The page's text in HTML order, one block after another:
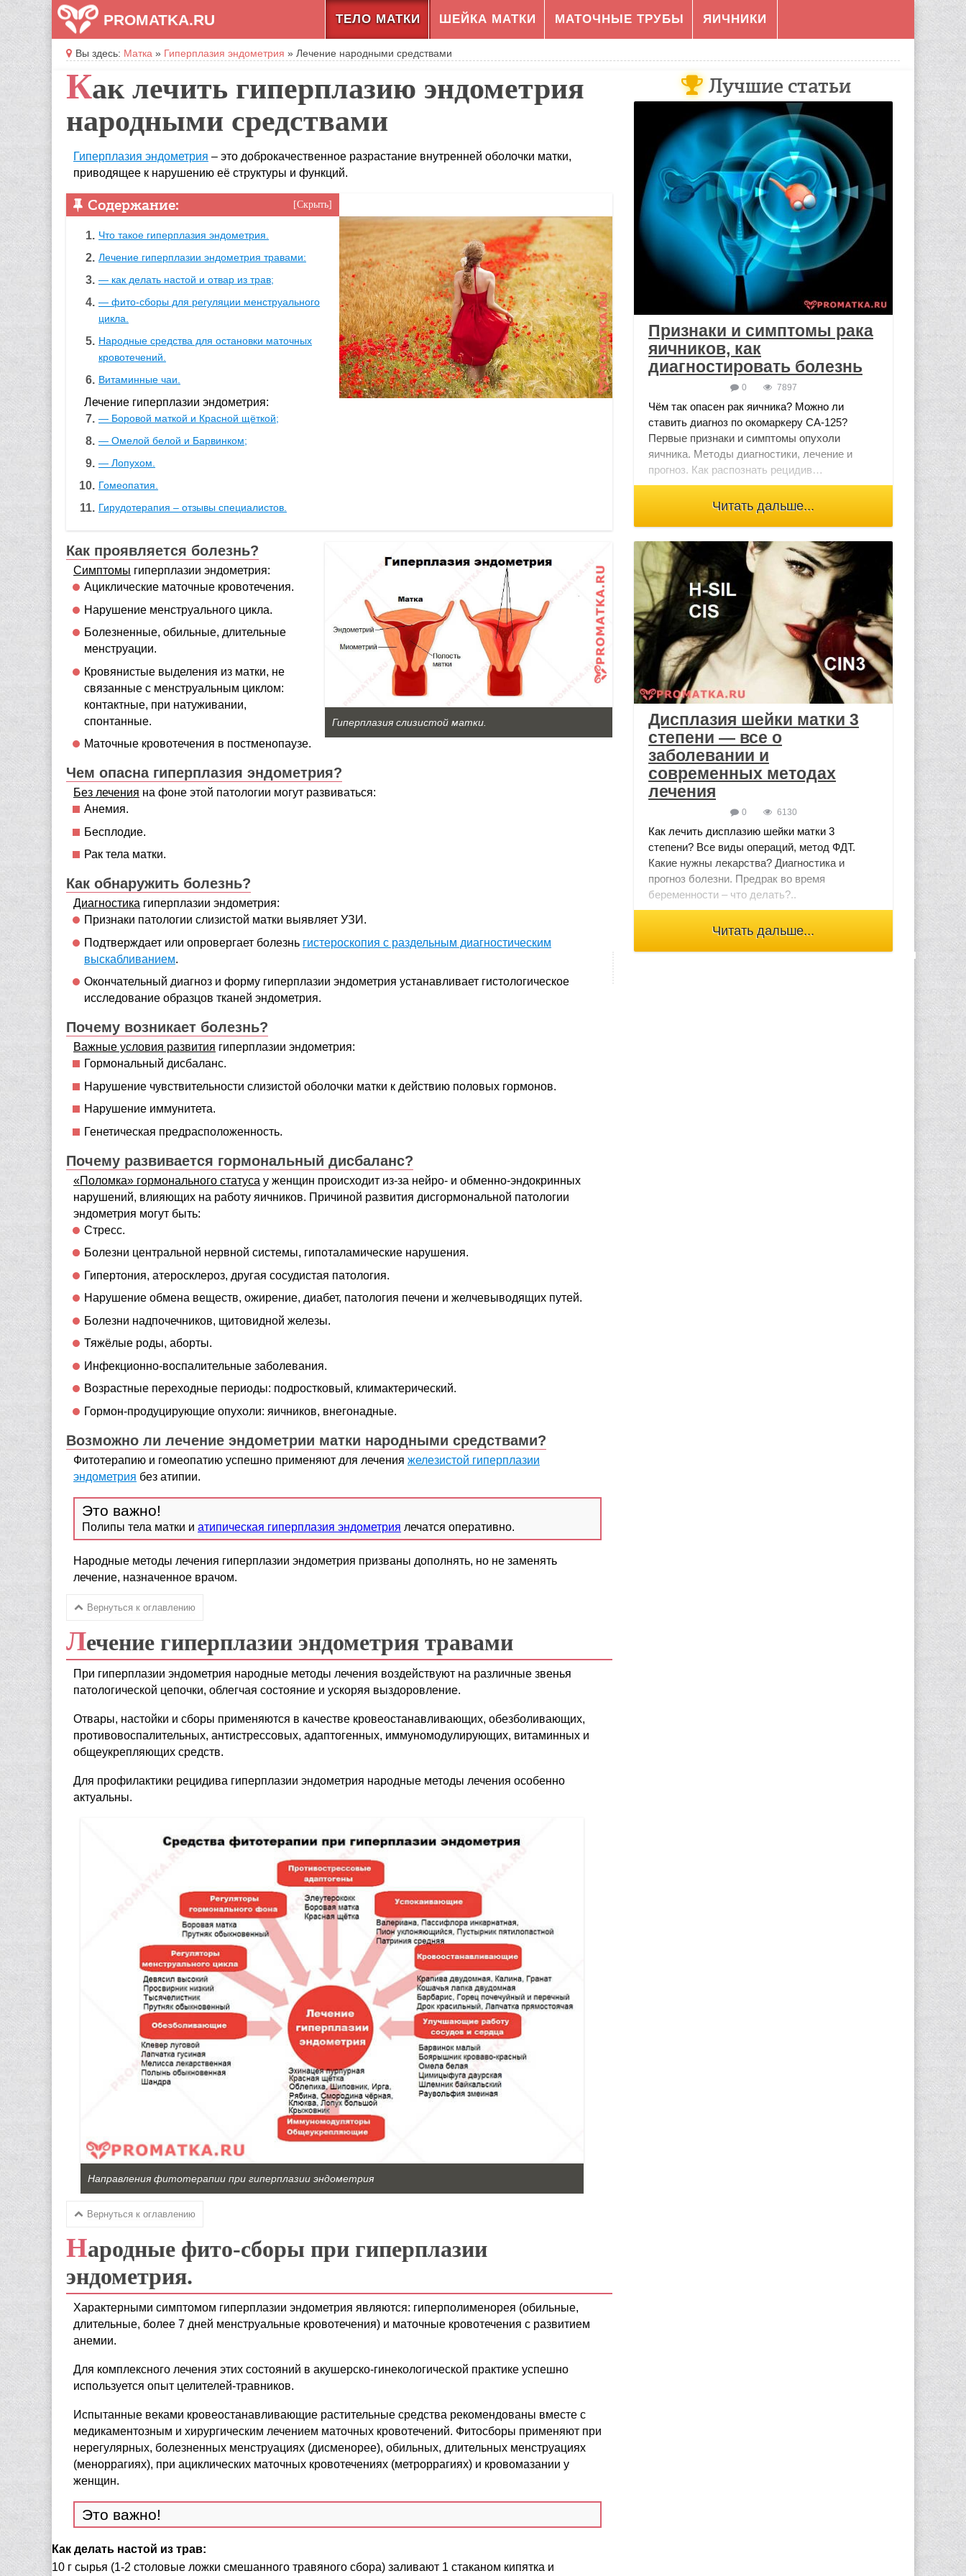
PROMATKA.RU ТЕЛО МАТКИ ШЕЙКА МАТКИ МАТОЧНЫЕ ТРУБЫ ЯИЧНИКИ
Вы здесь: Матка » Гиперплазия эндометрия » Лечение народными средствами
Как лечить гиперплазию эндометрия
народными средствами
Гиперплазия эндометрия – это доброкачественное разрастание внутренней оболочки матки,
приводящее к нарушению её структуры и функций.
Содержание: Скрыть
Что такое гиперплазия эндометрия.
Лечение гиперплазии эндометрия травами:
— как делать настой и отвар из трав;
— фито-сборы для регуляции менструального
цикла.
Народные средства для остановки маточных
кровотечений.
Витаминные чаи.
Лечение гиперплазии эндометрия:
— Боровой маткой и Красной щёткой;
— Омелой белой и Барвинком;
— Лопухом.
Гомеопатия.
Гирудотерапия – отзывы специалистов.
Как проявляется болезнь?
Гиперплазия слизистой матки.
Симптомы гиперплазии эндометрия:
Ациклические маточные кровотечения.
Нарушение менструального цикла.
Болезненные, обильные, длительные
менструации.
Кровянистые выделения из матки, не
связанные с менструальным циклом:
контактные, при натуживании,
спонтанные.
Маточные кровотечения в постменопаузе.
Чем опасна гиперплазия эндометрия?
Без лечения на фоне этой патологии могут развиваться:
Анемия.
Бесплодие.
Рак тела матки.
Как обнаружить болезнь?
Диагностика гиперплазии эндометрия:
Признаки патологии слизистой матки выявляет УЗИ.
Подтверждает или опровергает болезнь гистероскопия с раздельным диагностическим
выскабливанием.
Окончательный диагноз и форму гиперплазии эндометрия устанавливает гистологическое
исследование образцов тканей эндометрия.
Почему возникает болезнь?
Важные условия развития гиперплазии эндометрия:
Гормональный дисбаланс.
Нарушение чувствительности слизистой оболочки матки к действию половых гормонов.
Нарушение иммунитета.
Генетическая предрасположенность.
Почему развивается гормональный дисбаланс?
«Поломка» гормонального статуса у женщин происходит из-за нейро- и обменно-эндокринных
нарушений, влияющих на работу яичников. Причиной развития дисгормональной патологии
эндометрия могут быть:
Стресс.
Болезни центральной нервной системы, гипоталамические нарушения.
Гипертония, атеросклероз, другая сосудистая патология.
Нарушение обмена веществ, ожирение, диабет, патология печени и желчевыводящих путей.
Болезни надпочечников, щитовидной железы.
Тяжёлые роды, аборты.
Инфекционно-воспалительные заболевания.
Возрастные переходные периоды: подростковый, климактерический.
Гормон-продуцирующие опухоли: яичников, внегонадные.
Возможно ли лечение эндометрии матки народными средствами?
Фитотерапию и гомеопатию успешно применяют для лечения железистой гиперплазии
эндометрия без атипии.
Полипы тела матки и атипическая гиперплазия эндометрия лечатся оперативно.
Народные методы лечения гиперплазии эндометрия призваны дополнять, но не заменять
лечение, назначенное врачом.
Вернуться к оглавлению
Лечение гиперплазии эндометрия травами
При гиперплазии эндометрия народные методы лечения воздействуют на различные звенья
патологической цепочки, облегчая состояние и ускоряя выздоровление.
Отвары, настойки и сборы применяются в качестве кровеостанавливающих, обезболивающих,
противовоспалительных, антистрессовых, адаптогенных, иммуномодулирующих, витаминных и
общеукрепляющих средств.
Для профилактики рецидива гиперплазии эндометрия народные методы лечения особенно
актуальны.
Направления фитотерапии при гиперплазии эндометрия
Вернуться к оглавлению
Народные фито-сборы при гиперплазии
эндометрия.
Характерными симптомом гиперплазии эндометрия являются: гиперполименорея (обильные,
длительные, более 7 дней менструальные кровотечения) и маточные кровотечения с развитием
анемии.
Для комплексного лечения этих состояний в акушерско-гинекологической практике успешно
используется опыт целителей-травников.
Испытанные веками кровеостанавливающие растительные средства рекомендованы вместе с
медикаментозным и хирургическим лечением маточных кровотечений. Фитосборы применяют при
нерегулярных, болезненных менструациях (дисменорее), обильных, длительных менструациях
(меноррагиях), при ациклических маточных кровотечениях (метроррагиях) и кровомазании у
женщин.
Как делать настой из трав:
10 г сырья (1-2 столовые ложки смешанного травяного сбора) заливают 1 стаканом кипятка и
Лучшие статьи
Признаки и симптомы рака
яичников, как
диагностировать болезнь
0 7897
Чём так опасен рак яичника? Можно ли
ставить диагноз по окомаркеру СА-125?
Первые признаки и симптомы опухоли
яичника. Методы диагностики, лечение и
прогноз. Как распознать рецидив…
Читать дальше...
Дисплазия шейки матки 3
степени — все о
заболевании и
современных методах
лечения
0 6130
Как лечить дисплазию шейки матки 3
степени? Все виды операций, метод ФДТ.
Какие нужны лекарства? Диагностика и
прогноз болезни. Предрак во время
беременности – что делать?..
Читать дальше...